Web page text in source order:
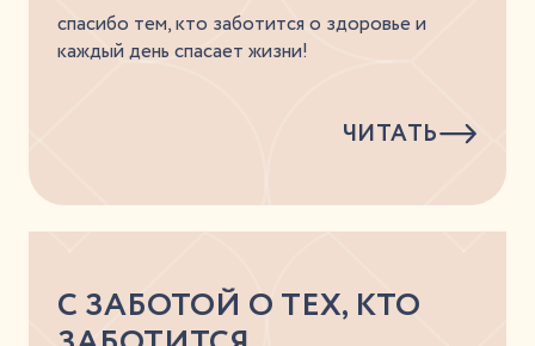
спасибо тем, кто заботится о здоровье и
каждый день спасает жизни!
ЧИТАТЬ
С ЗАБОТОЙ О ТЕХ, КТО